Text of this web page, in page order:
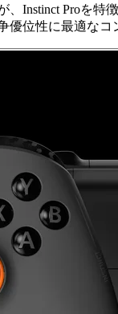
Instinct Proを
位性に最適なコ